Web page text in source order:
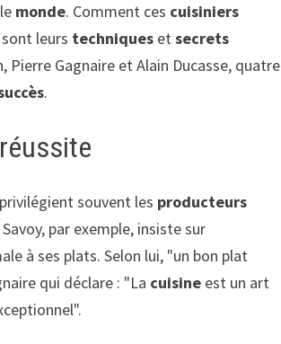
monde. Comment ces cuisiniers
leurs techniques etsecrets
Pierre Gagnaire et Alain Ducasse, quatre
.
souvent les producteurs
par exemple, insiste sur
à ses plats. Selon lui, "un bon plat
qui déclare : "La cuisine est un art